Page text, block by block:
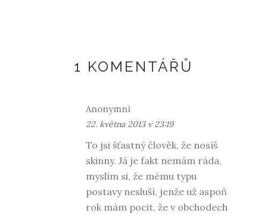
1 KOMENTÁŘŮ
Anonymní
22. května 2013 v 23:19
To jsi šťastný člověk, že nosíš
skinny. Já je fakt nemám ráda,
myslím si, že mému typu
postavy nesluší, jenže už aspoň
rok mám pocit, že v obchodech